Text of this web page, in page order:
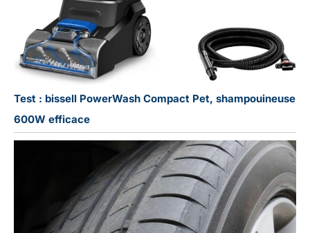
Test : bissell PowerWash Compact Pet, shampouineuse
600W efficace